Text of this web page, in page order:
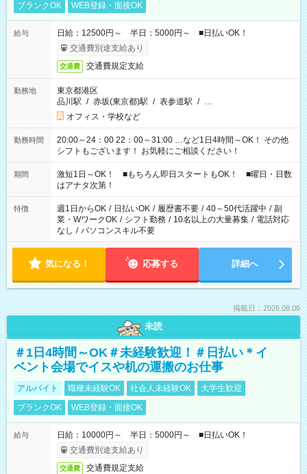
ブランクOK
WEB登録・面接OK
給与
日給：12500円～ 半日：5000円～ ■日払いOK！
交通費別途支給あり
交通費 交通費規定支給
勤務地
東京都港区
品川駅 / 赤坂(東京都)駅 / 表参道駅 / …
オフィス・学校など
勤務時間
20:00～24：00 22：00～31:00 …など1日4時間～OK！ その他
シフトもございます！ お気軽にご相談ください！
期間
激短1日～OK！ ■もちろん即日スタートもOK！ ■曜日・日数
はアナタ次第！
特徴 週1日からOK / 日払いOK / 履歴書不要 / 40～50代活躍中 / 副
業・WワークOK / シフト勤務 / 10名以上の大量募集 / 電話対応
なし / パソコンスキル不要
気になる！ 応募する 詳細へ
掲載日：2026.08.06
未読
＃1日4時間～OK＃未経験歓迎！＃日払い＊イ
ベント会場でイスや机の運搬のお仕事
アルバイト 職種未経験OK 社会人未経験OK
大学生歓迎
ブランクOK
WEB登録・面接OK
給与
日給：10000円～ 半日：5000円～ ■日払いOK！
交通費別途支給あり
交通費 交通費規定支給